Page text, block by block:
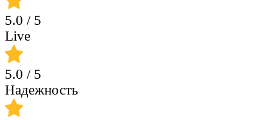
5.0 / 5
Live
5.0 / 5
Надежность